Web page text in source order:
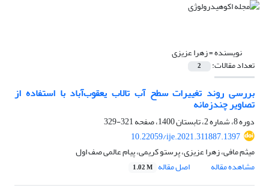
نویسنده =زهرا عزیزی
تعداد مقالات: 2
بررسی روند تغییرات سطح آب تالاب یعقوب‌آباد با استفاده از
تصاویر چند‌زمانه
دوره 8، شماره 2، تابستان 1400، صفحه
321-329
10.22059/ije.2021.311887.1397
میثم مافی، زهرا عزیزی، پرستو کریمی، پیام عالمی صف اول
مشاهده مقاله
اصل مقاله 1.02 M